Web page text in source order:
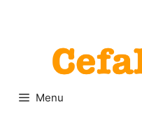
contenuto
Menu